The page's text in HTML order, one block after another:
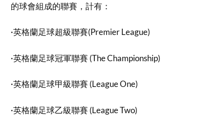
的球會組成的聯賽，計有：
·英格蘭足球超級聯賽(Premier League)
·英格蘭足球冠軍聯賽 (The Championship)
·英格蘭足球甲級聯賽 (League One)
·英格蘭足球乙級聯賽 (League Two)